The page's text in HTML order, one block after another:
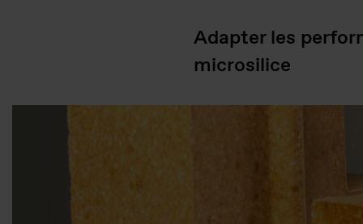
Adapter les
microsilice